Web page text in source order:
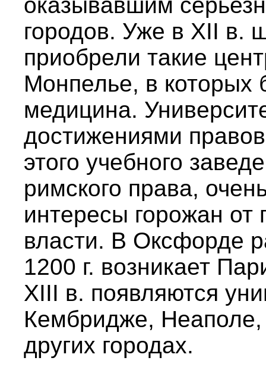
городов. Уже в XII в.
приобрели такие
Монпелье, в которых
медицина.
достижениями
этого учебного
римского права,
интересы горожан от
власти. В Оксфорде
1200 г. возникает
XIII в. появляются
Кембридже,
других городах.